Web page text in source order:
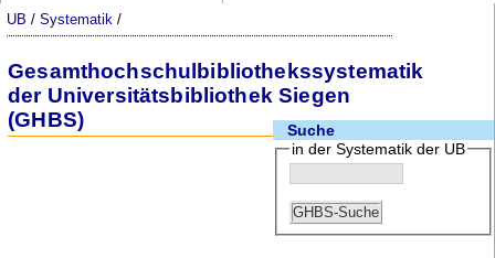
UB /Systematik /
Gesamthochschulbibliothekssystematik
der Universitätsbibliothek Siegen
(GHBS)
Suche
in der Systematik der UB